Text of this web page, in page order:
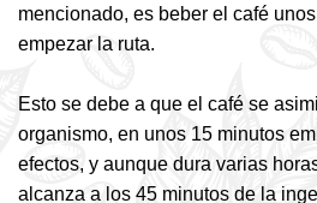
mencionado, es beber el café
empezar la ruta.
Esto se debe a que el café se
organismo, en unos 15 minutos
efectos, y aunque dura varias
alcanza a los 45 minutos de la